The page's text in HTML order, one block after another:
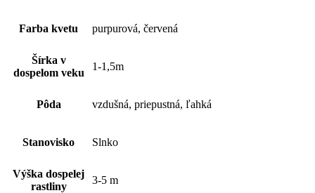
Farba kvetu purpurová, červená
Šírka v
dospelom veku
1-1,5m
Pôda vzdušná, priepustná, ľahká
Stanovisko Slnko
Výška dospelej
rastliny
3-5 m